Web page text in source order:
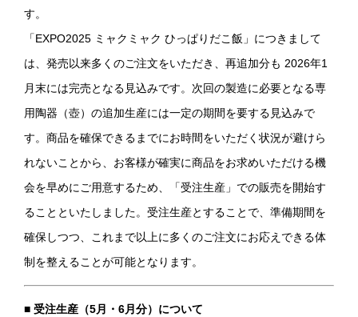
す。
「EXPO2025 ミャクミャク ひっぱりだこ飯」につきまして
は、発売以来多くのご注文をいただき、再追加分も 2026年1
月末には完売となる見込みです。次回の製造に必要となる専
用陶器（壺）の追加生産には一定の期間を要する見込みで
す。商品を確保できるまでにお時間をいただく状況が避けら
れないことから、お客様が確実に商品をお求めいただける機
会を早めにご用意するため、「受注生産」での販売を開始す
ることといたしました。受注生産とすることで、準備期間を
確保しつつ、これまで以上に多くのご注文にお応えできる体
制を整えることが可能となります。
■ 受注生産（5月・6月分）について